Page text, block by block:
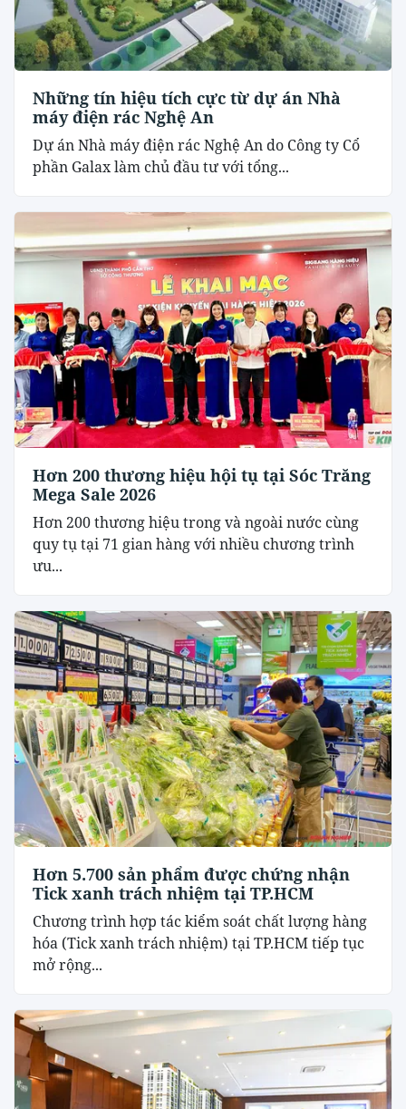
Những tín hiệu tích cực từ dự án Nhà
máy điện rác Nghệ An
Dự án Nhà máy điện rác Nghệ An do Công ty Cổ
phần Galax làm chủ đầu tư với tổng...
Hơn 200 thương hiệu hội tụ tại Sóc Trăng
Mega Sale 2026
Hơn 200 thương hiệu trong và ngoài nước cùng
quy tụ tại 71 gian hàng với nhiều chương trình
ưu...
Hơn 5.700 sản phẩm được chứng nhận
Tick xanh trách nhiệm tại TP.HCM
Chương trình hợp tác kiểm soát chất lượng hàng
hóa (Tick xanh trách nhiệm) tại TP.HCM tiếp tục
mở rộng...